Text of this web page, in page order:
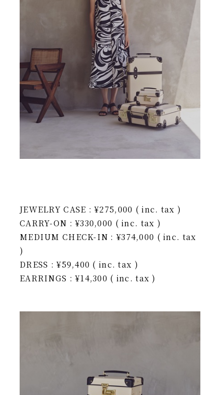
JEWELRY CASE : ¥275,000 ( inc. tax )
CARRY-ON : ¥330,000 ( inc. tax )
MEDIUM CHECK-IN : ¥374,000 ( inc. tax
)
DRESS : ¥59,400 ( inc. tax )
EARRINGS : ¥14,300 ( inc. tax )